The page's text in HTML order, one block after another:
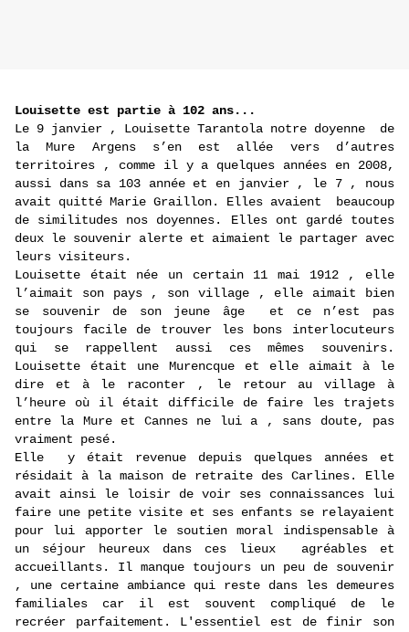
Louisette est partie à 102 ans...
Le 9 janvier , Louisette Tarantola notre doyenne de
la Mure Argens s’en est allée vers d’autres
territoires , comme il y a quelques années en 2008,
aussi dans sa 103 année et en janvier , le 7 , nous
avait quitté Marie Graillon. Elles avaient beaucoup
de similitudes nos doyennes. Elles ont gardé toutes
deux le souvenir alerte et aimaient le partager avec
leurs visiteurs.
Louisette était née un certain 11 mai 1912 , elle
l’aimait son pays , son village , elle aimait bien
se souvenir de son jeune âge et ce n’est pas
toujours facile de trouver les bons interlocuteurs
qui se rappellent aussi ces mêmes souvenirs.
Louisette était une Murencque et elle aimait à le
dire et à le raconter , le retour au village à
l’heure où il était difficile de faire les trajets
entre la Mure et Cannes ne lui a , sans doute, pas
vraiment pesé.
Elle y était revenue depuis quelques années et
résidait à la maison de retraite des Carlines. Elle
avait ainsi le loisir de voir ses connaissances lui
faire une petite visite et ses enfants se relayaient
pour lui apporter le soutien moral indispensable à
un séjour heureux dans ces lieux agréables et
accueillants. Il manque toujours un peu de souvenir
, une certaine ambiance qui reste dans les demeures
familiales car il est souvent compliqué de le
recréer parfaitement. L'essentiel est de finir son